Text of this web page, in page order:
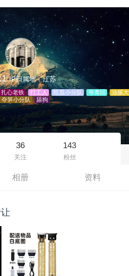
IP归属地：江苏
扎心老铁 打工人 吃瓜小分队 爷青回
油腻大
夺笋小分队 舔狗
36
关注
143
粉丝
相册 资料